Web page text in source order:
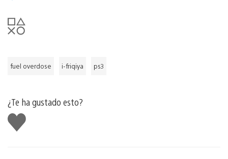
fuel overdose i-friqiya ps3
¿Te ha gustado esto?
Me
gusta